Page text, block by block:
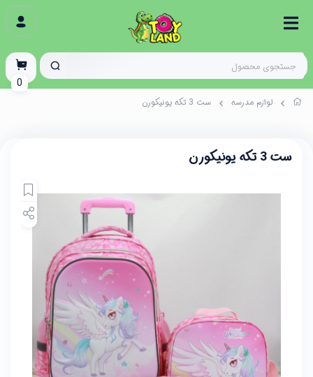
لوازم مدرسه ست 3 تکه یونیکورن
ست 3 تکه یونیکورن
0